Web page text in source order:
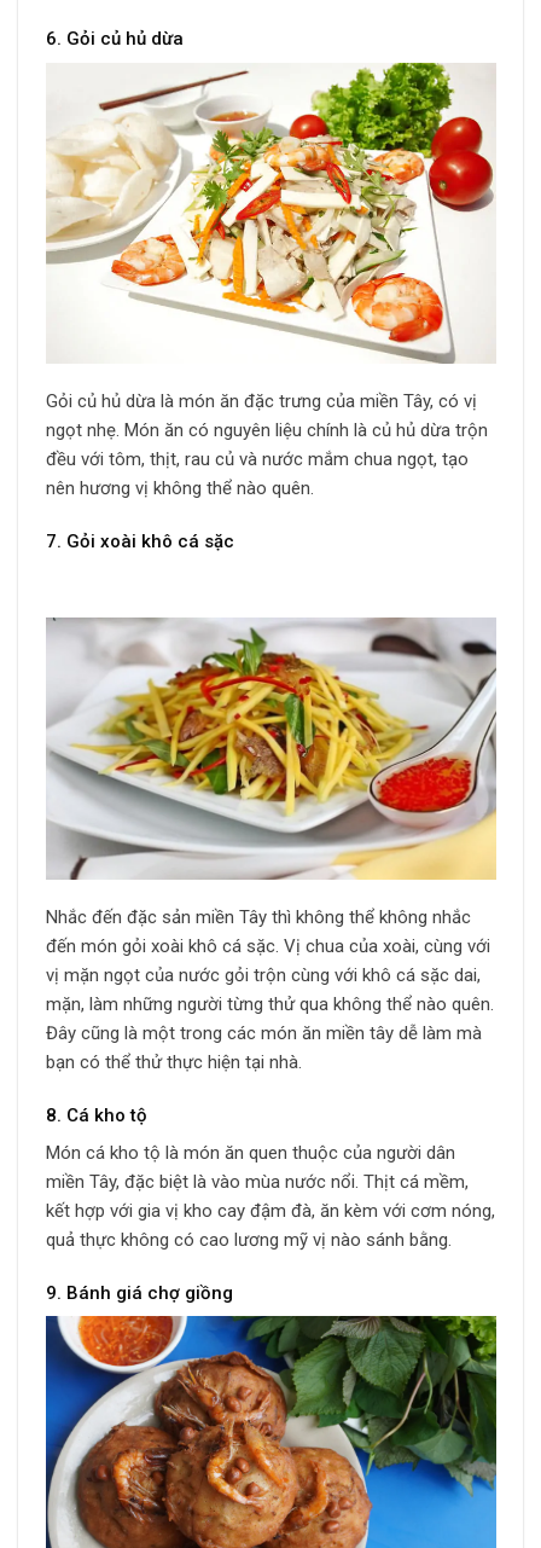
6. Gỏi củ hủ dừa
Gỏi củ hủ dừa là món ăn đặc trưng của miền Tây, có vị
ngọt nhẹ. Món ăn có nguyên liệu chính là củ hủ dừa trộn
đều với tôm, thịt, rau củ và nước mắm chua ngọt, tạo
nên hương vị không thể nào quên.
7. Gỏi xoài khô cá sặc
Nhắc đến đặc sản miền Tây thì không thể không nhắc
đến món gỏi xoài khô cá sặc. Vị chua của xoài, cùng với
vị mặn ngọt của nước gỏi trộn cùng với khô cá sặc dai,
mặn, làm những người từng thử qua không thể nào quên.
Đây cũng là một trong các món ăn miền tây dễ làm mà
bạn có thể thử thực hiện tại nhà.
8. Cá kho tộ
Món cá kho tộ là món ăn quen thuộc của người dân
miền Tây, đặc biệt là vào mùa nước nổi. Thịt cá mềm,
kết hợp với gia vị kho cay đậm đà, ăn kèm với cơm nóng,
quả thực không có cao lương mỹ vị nào sánh bằng.
9. Bánh giá chợ giồng